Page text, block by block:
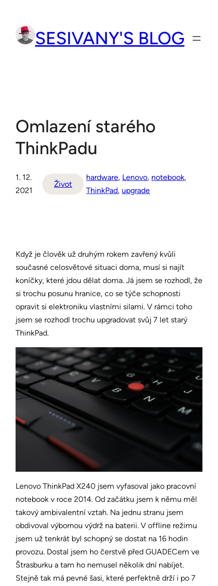
obsah
SESIVANY'S BLOG
Omlazení starého
ThinkPadu
1. 12.
2021
Život
hardware, Lenovo, notebook,
ThinkPad, upgrade
Když je člověk už druhým rokem zavřený kvůli
současné celosvětové situaci doma, musí si najít
koníčky, které jdou dělat doma. Já jsem se rozhodl, že
si trochu posunu hranice, co se týče schopnosti
opravit si elektroniku vlastními silami. V rámci toho
jsem se rozhodl trochu upgradovat svůj 7 let starý
ThinkPad.
Lenovo ThinkPad X240 jsem vyfasoval jako pracovní
notebook v roce 2014. Od začátku jsem k němu měl
takový ambivalentní vztah. Na jednu stranu jsem
obdivoval výbornou výdrž na baterii. V offline režimu
jsem už tenkrát byl schopný se dostat na 16 hodin
provozu. Dostal jsem ho čerstvě před GUADECem ve
Štrasburku a tam ho nemusel několik dní nabíjet.
Stejně tak má pevné šasi, které perfektně drží i po 7